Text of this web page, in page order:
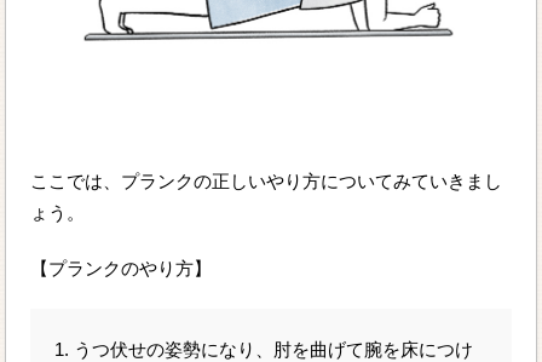
ここでは、プランクの正しいやり方についてみていきまし
ょう。
【プランクのやり方】
1. うつ伏せの姿勢になり、肘を曲げて腕を床につけ